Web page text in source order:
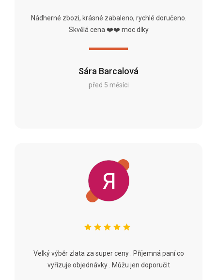
Sára Barcalová
před 5 měsíci
Nádherné zbozi, krásné zabaleno, rychlé doručeno.
Skvělá cena ❤️❤️ moc díky
Velký výběr zlata za super ceny . Příjemná paní co
vyřizuje objednávky . Můžu jen doporučit